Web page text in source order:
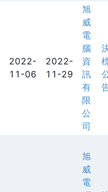
2022-
11-06
2022-
11-29
旭
威
電
腦
資
訊
有
限
公
司
旭
威
電